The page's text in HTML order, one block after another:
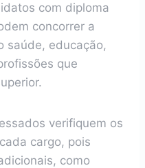
com diploma
concorrer a
saúde, educação,
que
verifiquem os
cargo, pois
como